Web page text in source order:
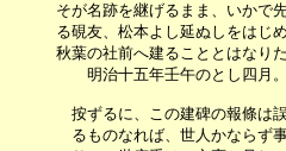
そが名跡を継げるまま、いかで先
る硯友、松本よし延ぬしをはじめ
秋葉の社前へ建ることとはなりた
明治十五年壬午のとし四月。立
按ずるに、この建碑の報條は誤り
るものなれば、世人かならず事実